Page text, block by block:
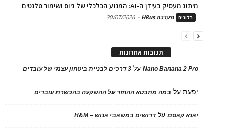
מיתוג מעסיק בעידן ה-AI: המנוע הכלכלי של גיוס ושימור טלנטים
בלוגים מערכת HRus -
30/07/2026
תגובות אחרונות
Nano Banana 2 Proעל 3 דרכים לבניית ביטחון עצמי של עובדים
יפעתעל במה מתבטא ההחזר על ההשקעה בהכשרת עובדים
יאנא קאסםעלדרושים במשאבי אנוש – H&M